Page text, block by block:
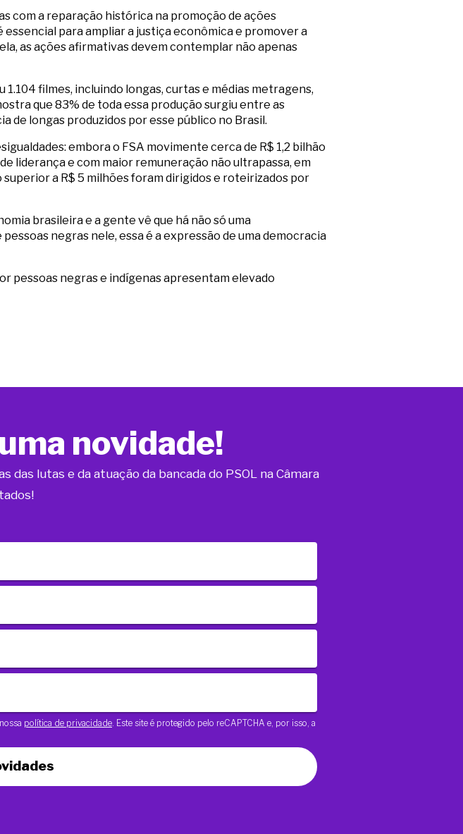
com a reparação histórica na promoção de ações
essencial para ampliar a justiça econômica e promover a
as ações afirmativas devem contemplar não apenas
filmes, incluindo longas, curtas e médias metragens,
que 83% de toda essa produção surgiu entre as
de longas produzidos por esse público no Brasil.
embora o FSA movimente cerca de R$ 1,2 bilhão
liderança e com maior remuneração não ultrapassa, em
a R$ 5 milhões foram dirigidos e roteirizados por
brasileira e a gente vê que há não só uma
negras nele, essa é a expressão de uma democracia
pessoas negras e indígenas apresentam elevado
novidade!
lutas e da atuação da bancada do PSOL na Câmara
política de privacidade . Este site é protegido pelo reCAPTCHA e, por isso, a